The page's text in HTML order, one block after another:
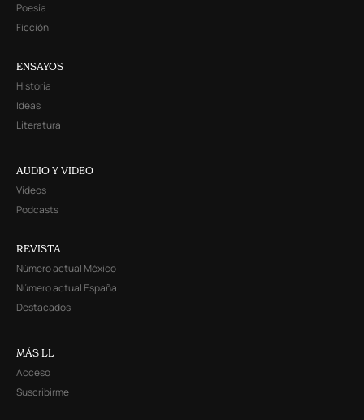
Poesía
Ficción
ENSAYOS
Historia
Ideas
Literatura
AUDIO Y VIDEO
Videos
Podcasts
REVISTA
Número actual México
Número actual España
Destacados
MÁS LL
Acceso
Suscribirme